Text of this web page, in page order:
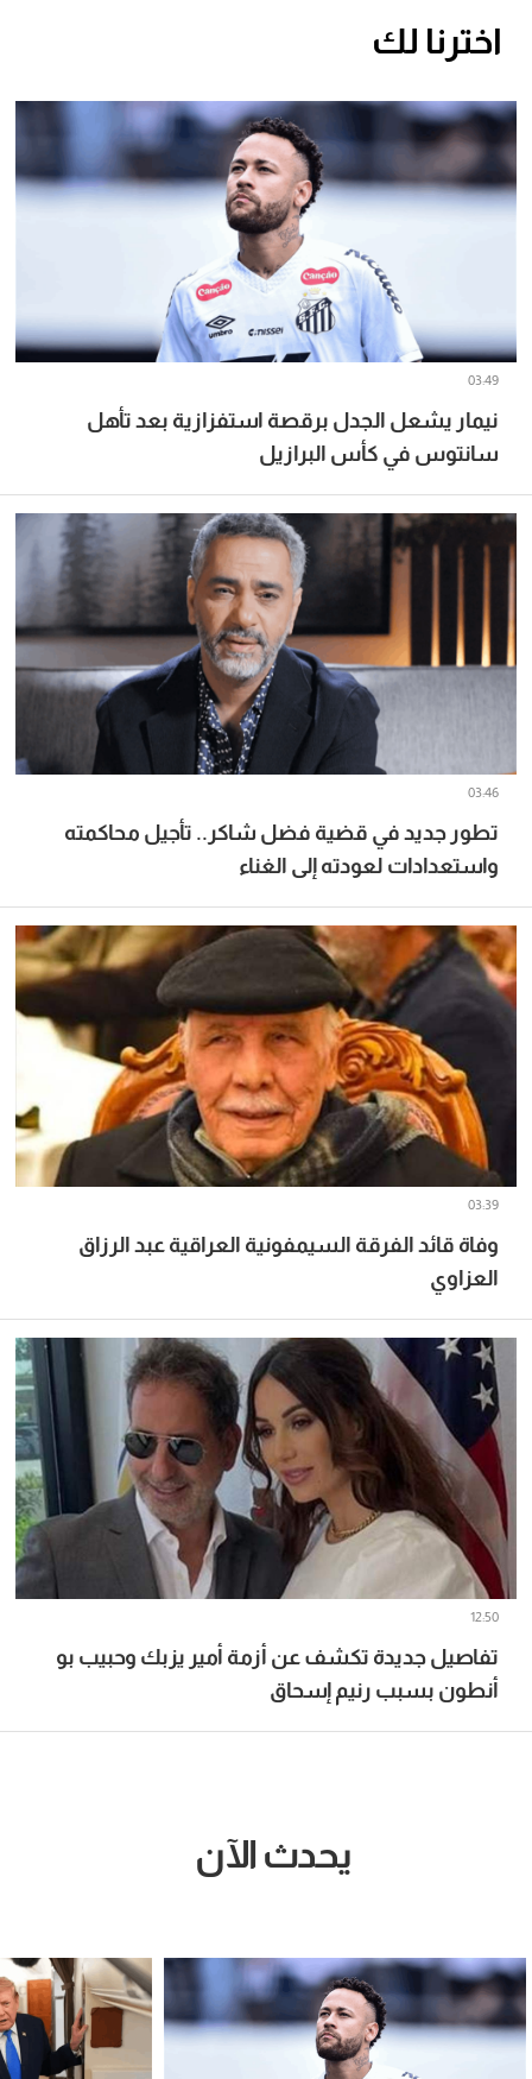
اخترنا لك
نيمار يشعل الجدل برقصة استفزازية بعد تأهل
سانتوس في كأس البرازيل
03:49
تطور جديد في قضية فضل شاكر.. تأجيل محاكمته
واستعدادات لعودته إلى الغناء
03:46
وفاة قائد الفرقة السيمفونية العراقية عبد الرزاق
العزاوي
03:39
تفاصيل جديدة تكشف عن أزمة أمير يزبك وحبيب بو
أنطون بسبب رنيم إسحاق
12:50
يحدث الآن